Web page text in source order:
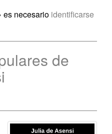
es necesario identificarse
de